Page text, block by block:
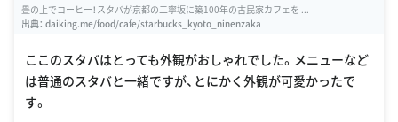
畳の上でコーヒー！スタバが京都の二寧坂に築100年の古民家カフェを ...
出典： daiking.me/food/cafe/starbucks_kyoto_ninenzaka
ここのスタバはとっても外観がおしゃれでした。メニューなど
は普通のスタバと一緒ですが、とにかく外観が可愛かったで
す。